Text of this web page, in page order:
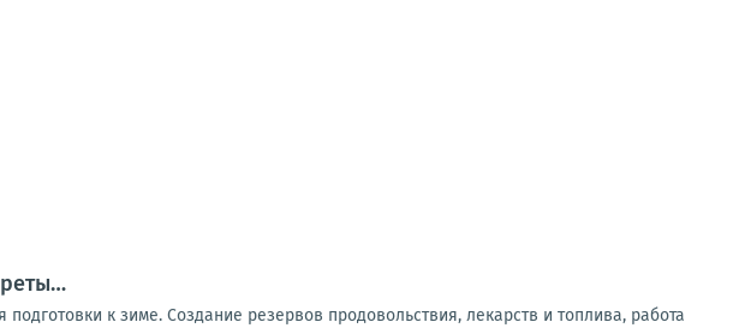
к зиме. Создание резервов продовольствия, лекарств и топлива, работа